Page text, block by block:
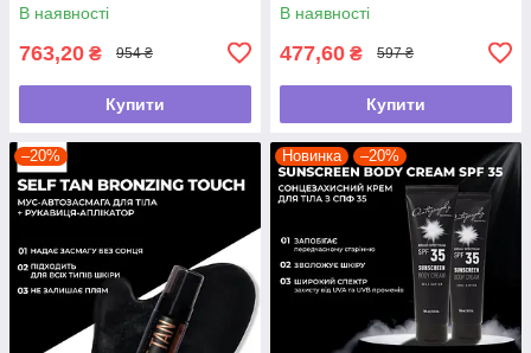
В наявності
763,20 ₴ 954 ₴
Купити
В наявності
477,60 ₴ 597 ₴
Купити
–20% Новинка –20%